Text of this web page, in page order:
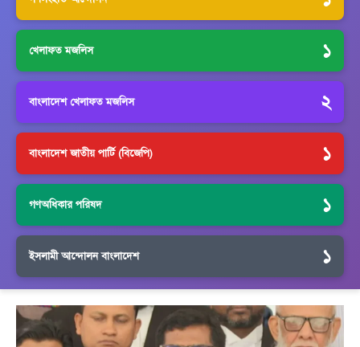
খেলাফত মজলিস ১
বাংলাদেশ খেলাফত মজলিস ২
বাংলাদেশ জাতীয় পার্টি (বিজেপি) ১
গণঅধিকার পরিষদ ১
ইসলামী আন্দোলন বাংলাদেশ ১